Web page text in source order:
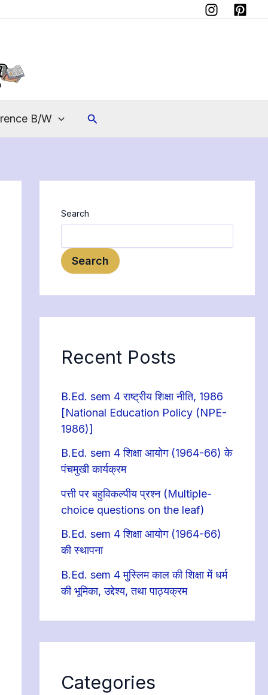
B/W Search
Search
Search
Recent Posts
B.Ed. sem 4 राष्ट्रीय शिक्षा नीति, 1986
[National Education Policy (NPE-
1986)]
B.Ed. sem 4 शिक्षा आयोग (1964-66) के
पंचमुखी कार्यक्रम
पत्ती पर बहुविकल्पीय प्रश्न (Multiple-
choice questions on the leaf)
B.Ed. sem 4 शिक्षा आयोग (1964-66)
की स्थापना
B.Ed. sem 4 मुस्लिम काल की शिक्षा में धर्म
की भूमिका, उद्देश्य, तथा पाठ्यक्रम
Categories